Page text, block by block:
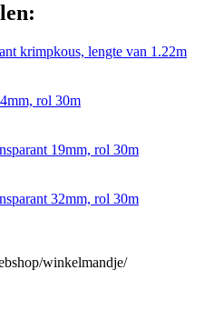
krimpkous, lengte van 1.22m
rol 30m
19mm, rol 30m
32mm, rol 30m
winkelmandje/